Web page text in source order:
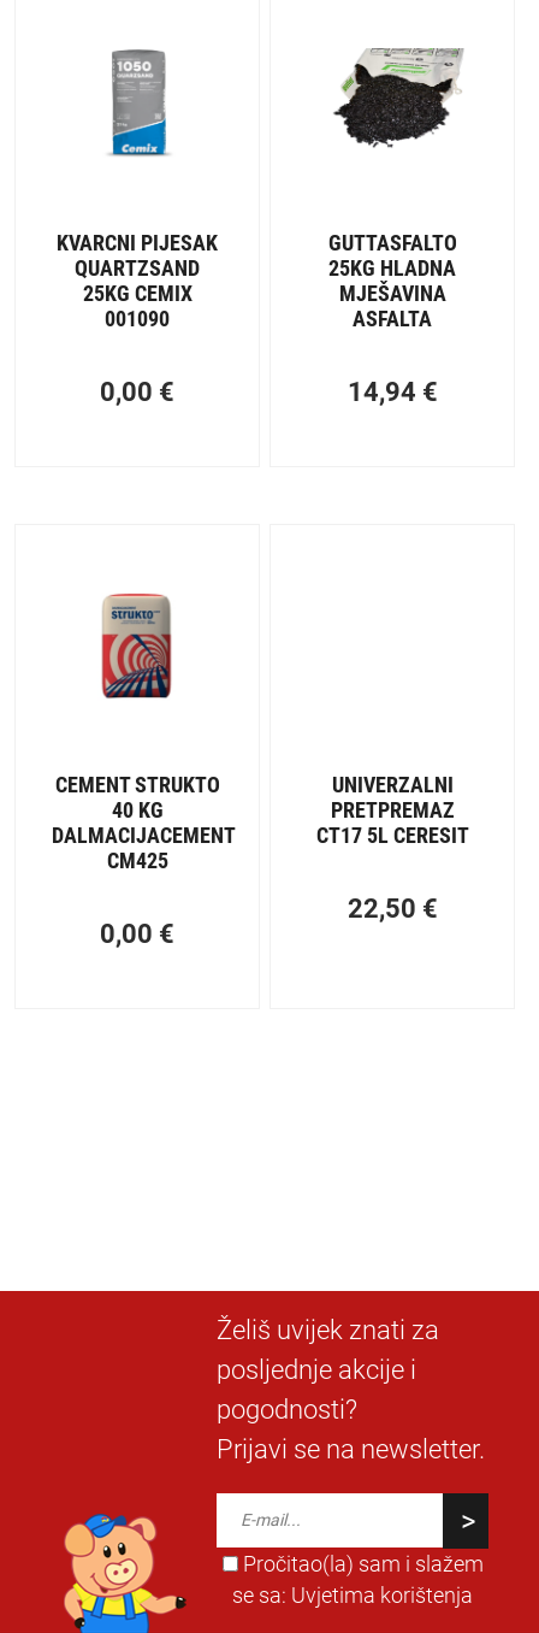
KVARCNI PIJESAK
QUARTZSAND
25KG CEMIX
001090
0,00 €
GUTTASFALTO
25KG HLADNA
MJEŠAVINA
ASFALTA
14,94 €
CEMENT STRUKTO
40 KG
DALMACIJACEMENT
CM425
0,00 €
UNIVERZALNI
PRETPREMAZ
CT17 5L CERESIT
22,50 €
Želiš uvijek znati za
posljednje akcije i
pogodnosti?
Prijavi se na newsletter.
Pročitao(la) sam i slažem
se sa: Uvjetima korištenja